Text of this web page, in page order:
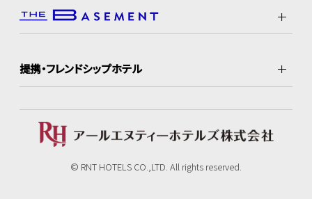
提携・フレンドシップホテル
© RNT HOTELS CO.,LTD. All rights reserved.